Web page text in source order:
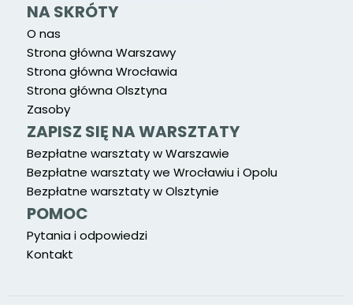
NA SKRÓTY
O nas
Strona główna Warszawy
Strona główna Wrocławia
Strona główna Olsztyna
Zasoby
ZAPISZ SIĘ NA WARSZTATY
Bezpłatne warsztaty w Warszawie
Bezpłatne warsztaty we Wrocławiu i Opolu
Bezpłatne warsztaty w Olsztynie
POMOC
Pytania i odpowiedzi
Kontakt